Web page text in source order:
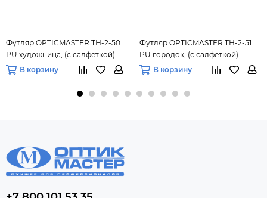
Футляр OPTICMASTER ТН-2-50
PU художница, (с салфеткой)
В корзину
Футляр OPTICMASTER ТН-2-51
PU городок, (с салфеткой)
В корзину